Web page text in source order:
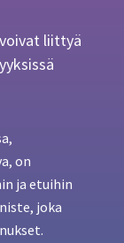
liittyä
on
ja etuihin
joka